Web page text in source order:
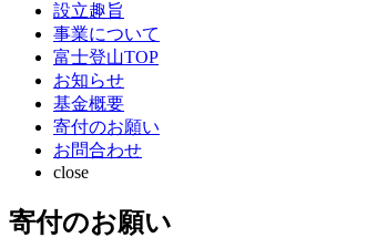
設立趣旨
事業について
富士登山TOP
お知らせ
基金概要
寄付のお願い
お問合わせ
close
寄付のお願い